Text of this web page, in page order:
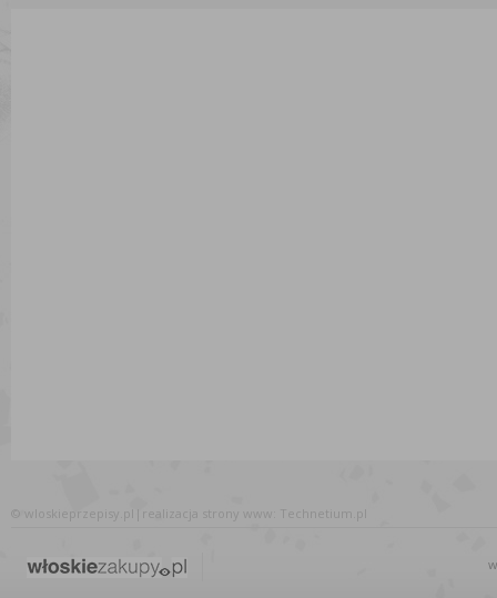
© wloskieprzepisy.pl realizacja strony www : Technetium.pl